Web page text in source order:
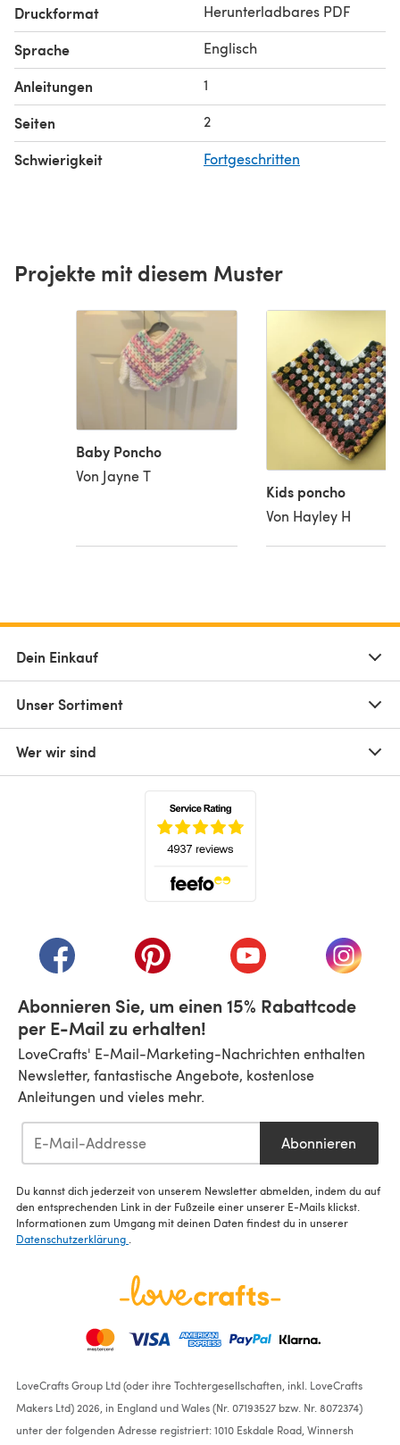
Druckformat Herunterladbares PDF
Sprache Englisch
Anleitungen 1
Seiten 2
Schwierigkeit Fortgeschritten
Projekte mit diesem Muster
Baby Poncho
Von Jayne T
Kids poncho
Von Hayley H
Dein Einkauf
Unser Sortiment
Wer wir sind
(öffnet sich in einem neuen Tab)
(öffnet sich in einem neuen Tab)
(öffnet sich in einem
(öffnet
Abonnieren Sie, um einen 15% Rabattcode
per E-Mail zu erhalten!
LoveCrafts' E-Mail-Marketing-Nachrichten enthalten
Newsletter, fantastische Angebote, kostenlose
Anleitungen und vieles mehr.
Abonnieren
Du kannst dich jederzeit von unserem Newsletter abmelden, indem du auf
den entsprechenden Link in der Fußzeile einer unserer E-Mails klickst.
Informationen zum Umgang mit deinen Daten findest du in unserer
Datenschutzerklärung .
LoveCrafts Group Ltd (oder ihre Tochtergesellschaften, inkl. LoveCrafts
Makers Ltd) 2026, in England und Wales (Nr. 07193527 bzw. Nr. 8072374)
unter der folgenden Adresse registriert: 1010 Eskdale Road, Winnersh